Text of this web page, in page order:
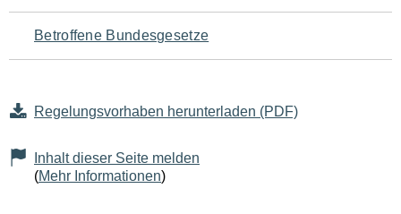
Betroffene Bundesgesetze
Regelungsvorhaben herunterladen (PDF)
Inhalt dieser Seite melden
(Mehr Informationen)